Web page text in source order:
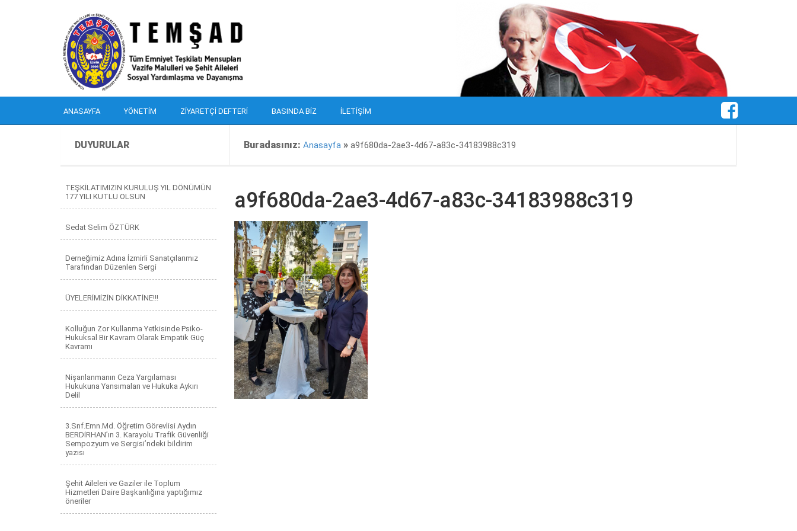
ANASAYFA YÖNETIM ZIYARETÇI DEFTERI BASINDA BIZ İLETIŞIM
DUYURULAR Buradasınız: Anasayfa » a9f680da-2ae3-4d67-a83c-34183988c319
TEŞKİLATIMIZIN KURULUŞ YIL DÖNÜMÜN
177 YILI KUTLU OLSUN
Sedat Selim ÖZTÜRK
Derneğimiz Adına İzmirli Sanatçılarımız
Tarafından Düzenlen Sergi
ÜYELERİMİZİN DİKKATİNE!!!
Kolluğun Zor Kullanma Yetkisinde Psiko-
Hukuksal Bir Kavram Olarak Empatik Güç
Kavramı
Nişanlanmanın Ceza Yargılaması
Hukukuna Yansımaları ve Hukuka Aykırı
Delil
3.Snf.Emn.Md. Öğretim Görevlisi Aydın
BERDİRHAN’ın 3. Karayolu Trafik Güvenliği
Sempozyum ve Sergisi’ndeki bildirim
yazısı
Şehit Aileleri ve Gaziler ile Toplum
Hizmetleri Daire Başkanlığına yaptığımız
öneriler
a9f680da-2ae3-4d67-a83c-34183988c319